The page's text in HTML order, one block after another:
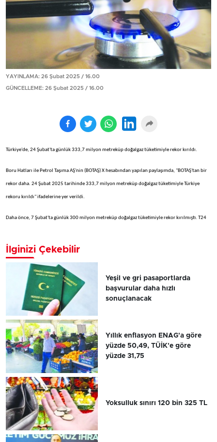
YAYINLAMA: 26 Şubat 2025 / 16.00
GÜNCELLEME: 26 Şubat 2025 / 16.00
Türkiye'de, 24 Şubat'ta günlük 333,7 milyon metreküp doğalgaz tüketimiyle rekor kırıldı.
Boru Hatları ile Petrol Taşıma AŞ'nin (BOTAŞ) X hesabından yapılan paylaşımda, "BOTAŞ'tan bir
rekor daha. 24 Şubat 2025 tarihinde 333,7 milyon metreküp doğalgaz tüketimiyle Türkiye
rekoru kırıldı" ifadelerine yer verildi.
Daha önce, 7 Şubat'ta günlük 300 milyon metreküp doğalgaz tüketimiyle rekor kırılmıştı. T24
İlginizi Çekebilir
Yeşil ve gri pasaportlarda
başvurular daha hızlı
sonuçlanacak
Yıllık enflasyon ENAG'a göre
yüzde 50,49, TÜİK'e göre
yüzde 31,75
Yoksulluk sınırı 120 bin 325 TL